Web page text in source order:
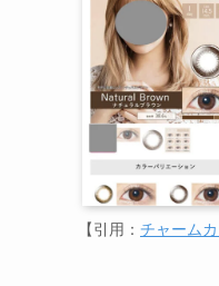
【引用： チャーム